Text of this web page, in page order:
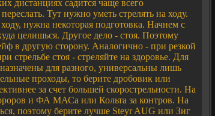
дистанциях садится чаще всего
Тут нужно уметь стрелять на ходу.
нужна некоторая подготовка. Начнем с
целишься. Другое дело - стоя. Поэтому
в другую сторону. Аналогично - при резкой
стрельбе стоя - стреляйте на здоровье. Для
для разного, универсальны лишь
проходы, то берите дробовик или
за счет большей скорострельности. На
и ФА МАСа или Кольта за контров. На
поэтому берите лучше Steyr AUG или Зиг